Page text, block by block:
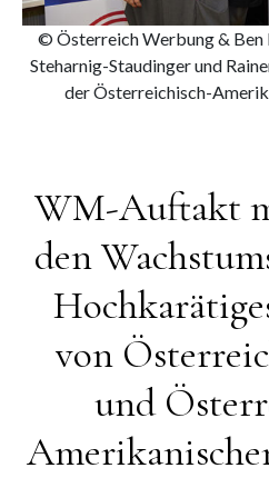
© Österreich Werbung &
Steharnig-Staudinger und
der Österreichisch-
WM-Auftakt
den
von
und